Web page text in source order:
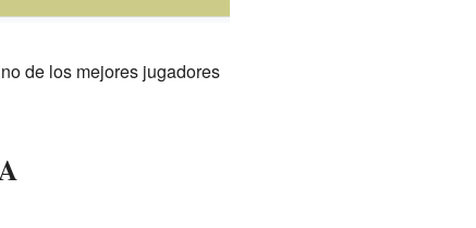
de los mejores jugadores